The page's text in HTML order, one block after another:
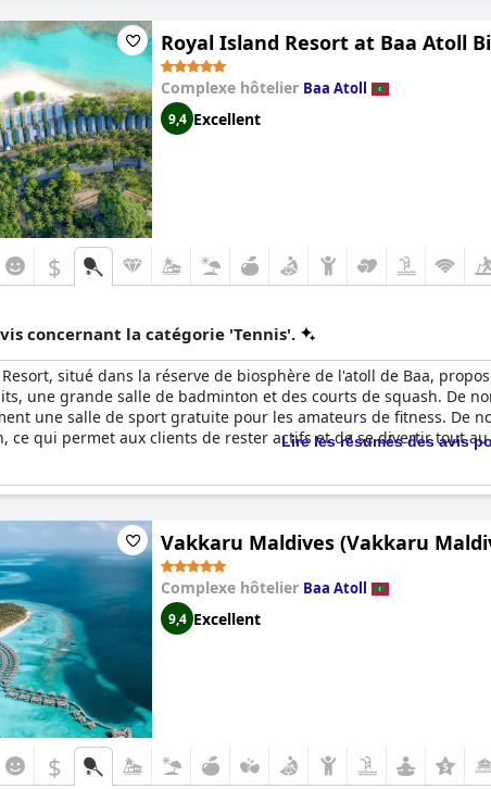
Royal Island Resort at Baa Atoll
Complexe hôtelier Baa Atoll
9,4 Excellent
$
concernant la catégorie 'Tennis'.
Resort, situé dans la réserve de biosphère de l'atoll de Baa,
une grande salle de badminton et des courts de squash. De
une salle de sport gratuite pour les amateurs de fitness. De
ce qui permet aux clients de rester actifs et de se divertir tout
Lire les résumés des avis
Vakkaru Maldives (Vakkaru
Complexe hôtelier Baa Atoll
9,4 Excellent
$